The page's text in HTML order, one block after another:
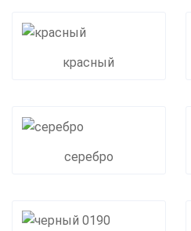
красный
серебро